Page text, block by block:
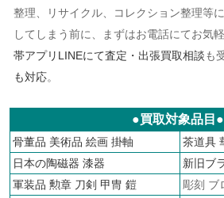
整理、リサイクル、コレクション整理等
してしまう前に、まずはお電話にてお気
帯アプリLINEにて査定・出張買取相談も
も対応。
●買取対象品目●
骨董品 美術品 絵画 掛軸 茶道具
日本の陶磁器 漆器
新旧ブ
軍装品 勲章 刀剣 甲冑 鎧 彫刻 ブ